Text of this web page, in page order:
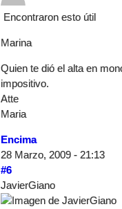
Encontraron esto útil
Marina
Quien te dió el alta en
impositivo.
Atte
Maria
Encima
28 Marzo, 2009 - 21:13
#6
JavierGiano